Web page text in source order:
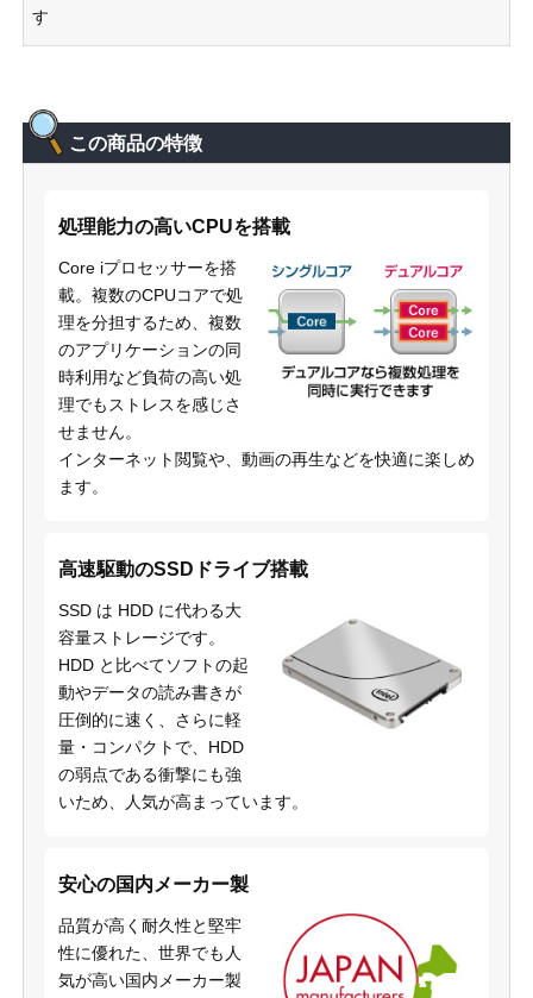
す
この商品の特徴
処理能力の高いCPUを搭載
Core iプロセッサーを搭
載。複数のCPUコアで処
理を分担するため、複数
のアプリケーションの同
時利用など負荷の高い処
理でもストレスを感じさ
せません。
インターネット閲覧や、動画の再生などを快適に楽しめ
ます。
高速駆動のSSDドライブ搭載
SSD は HDD に代わる大
容量ストレージです。
HDD と比べてソフトの起
動やデータの読み書きが
圧倒的に速く、さらに軽
量・コンパクトで、HDD
の弱点である衝撃にも強
いため、人気が高まっています。
安心の国内メーカー製
品質が高く耐久性と堅牢
性に優れた、世界でも人
気が高い国内メーカー製